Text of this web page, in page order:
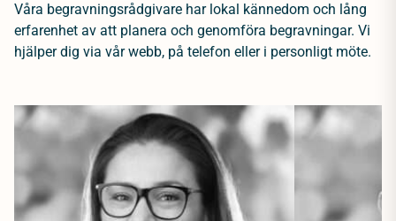
Våra begravningsrådgivare har lokal kännedom och lång
erfarenhet av att planera och genomföra begravningar. Vi
hjälper dig via vår webb, på telefon eller i personligt möte.